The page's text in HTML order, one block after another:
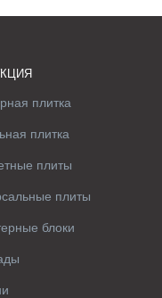
плитка
плитка
плиты
плиты
блоки